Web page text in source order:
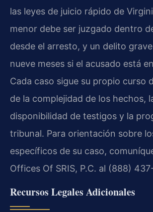
las leyes de juicio rápido de
menor debe ser juzgado dentro
desde el arresto, y un delito
nueve meses si el acusado está
Cada caso sigue su propio curso
de la complejidad de los hechos,
disponibilidad de testigos y la
tribunal. Para orientación sobre
específicos de su caso,
Offices Of SRIS, P.C. al (888)
Recursos Legales Adicionales